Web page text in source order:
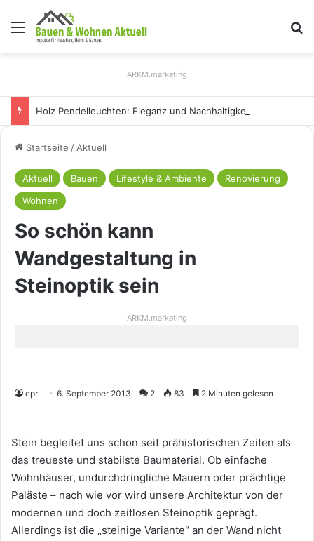
Menü
ARKM.marketing
Startseite / Aktuell
Aktuell Bauen Lifestyle & Ambiente
Renovierung
Wohnen
So schön kann
Wandgestaltung in
Steinoptik sein
ARKM.marketing
epr 6. September 2013 2 83 2 Minuten gelesen
Stein begleitet uns schon seit prähistorischen Zeiten als
das treueste und stabilste Baumaterial. Ob einfache
Wohnhäuser, undurchdringliche Mauern oder prächtige
Paläste – nach wie vor wird unsere Architektur von der
modernen und doch zeitlosen Steinoptik geprägt.
Allerdings ist die „steinige Variante“ an der Wand nicht